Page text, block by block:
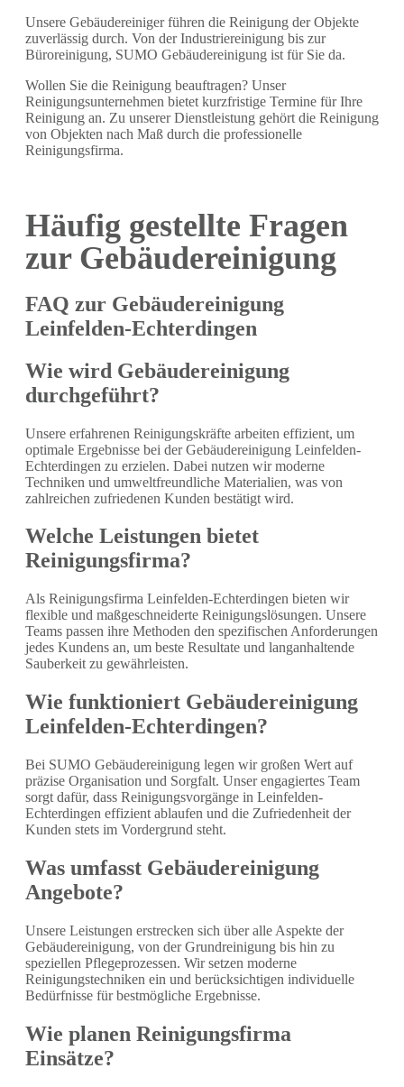
Unsere Gebäudereiniger führen die Reinigung der Objekte
zuverlässig durch. Von der Industriereinigung bis zur
Büroreinigung, SUMO Gebäudereinigung ist für Sie da.
Wollen Sie die Reinigung beauftragen? Unser
Reinigungsunternehmen bietet kurzfristige Termine für Ihre
Reinigung an. Zu unserer Dienstleistung gehört die Reinigung
von Objekten nach Maß durch die professionelle
Reinigungsfirma.
Häufig gestellte Fragen
zur Gebäudereinigung
FAQ zur Gebäudereinigung
Leinfelden-Echterdingen
Wie wird Gebäudereinigung
durchgeführt?
Unsere erfahrenen Reinigungskräfte arbeiten effizient, um
optimale Ergebnisse bei der Gebäudereinigung Leinfelden-
Echterdingen zu erzielen. Dabei nutzen wir moderne
Techniken und umweltfreundliche Materialien, was von
zahlreichen zufriedenen Kunden bestätigt wird.
Welche Leistungen bietet
Reinigungsfirma?
Als Reinigungsfirma Leinfelden-Echterdingen bieten wir
flexible und maßgeschneiderte Reinigungslösungen. Unsere
Teams passen ihre Methoden den spezifischen Anforderungen
jedes Kundens an, um beste Resultate und langanhaltende
Sauberkeit zu gewährleisten.
Wie funktioniert Gebäudereinigung
Leinfelden-Echterdingen?
Bei SUMO Gebäudereinigung legen wir großen Wert auf
präzise Organisation und Sorgfalt. Unser engagiertes Team
sorgt dafür, dass Reinigungsvorgänge in Leinfelden-
Echterdingen effizient ablaufen und die Zufriedenheit der
Kunden stets im Vordergrund steht.
Was umfasst Gebäudereinigung
Angebote?
Unsere Leistungen erstrecken sich über alle Aspekte der
Gebäudereinigung, von der Grundreinigung bis hin zu
speziellen Pflegeprozessen. Wir setzen moderne
Reinigungstechniken ein und berücksichtigen individuelle
Bedürfnisse für bestmögliche Ergebnisse.
Wie planen Reinigungsfirma
Einsätze?